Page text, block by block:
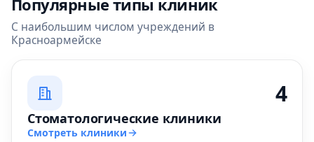
Популярные типы клиник
С наибольшим числом учреждений в
Красноармейске
4
Стоматологические клиники
Смотреть клиники